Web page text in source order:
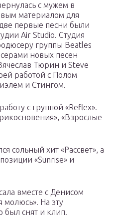
с мужем в
материалом для
первые песни были
Air Studio. Студия
группы Beatles
новых песен
Тюрин и Steve
работой c Полом
и Стингом.
с группой «Reflex».
«Взрослые
сольный хит «Рассвет», а
«Sunrise» и
вместе с Денисом
молюсь». На эту
снят и клип.